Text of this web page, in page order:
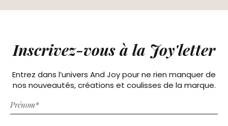
Inscrivez-vous à la Joy'letter
Entrez dans l’univers And Joy pour ne rien manquer de
nos nouveautés, créations et coulisses de la marque.